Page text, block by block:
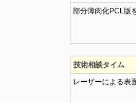
部分薄肉化PCL版
技術相談タイム
レーザーによる表